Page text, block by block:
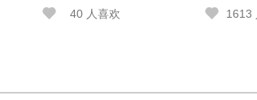
40人喜欢
1613